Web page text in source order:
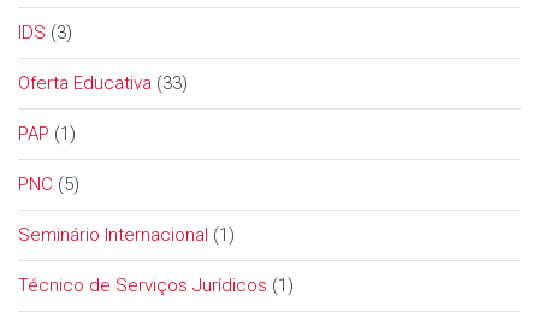
IDS (3)
Oferta Educativa (33)
PAP (1)
PNC (5)
Seminário Internacional (1)
Técnico de Serviços Jurídicos (1)